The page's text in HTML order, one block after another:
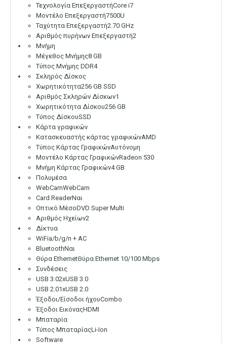
Τεχνολογία ΕπεξεργαστήCore i7
Μοντέλο Επεξεργαστή7500U
Ταχύτητα Επεξεργαστή2.70 GHz
Αριθμός πυρήνων Eπεξεργαστή2
Μνήμη
Μέγεθος Μνήμης8 GB
Τύπος Μνήμης DDR4
Σκληρός Δίσκος
Χωρητικότητα256 GB SSD
Αριθμός Σκληρών Δίσκων1
Χωρητικότητα Δίσκου256 GB
Τύπος ΔίσκουSSD
Κάρτα γραφικών
Κατασκευαστής κάρτας γραφικώνAMD
Τύπος Κάρτας ΓραφικώνΑυτόνομη
Μοντέλο Κάρτας ΓραφικώνRadeon 530
Μνήμη Κάρτας Γραφικών4 GB
Πολυμέσα
WebCamWebCam
Card ReaderΝαι
Οπτικό ΜέσοDVD Super Multi
Αριθμός Ηχείων2
Δίκτυα
WiFia/b/g/n + AC
BluetoothΝαι
Θύρα EthernetΘύρα Ethernet 10/100 Mbps
Συνδέσεις
USB 3.02xUSB 3.0
USB 2.01xUSB 2.0
Έξοδοι/Είσοδοι ήχουCombo
Έξοδοι ΕικόναςHDMI
Μπαταρία
Τύπος ΜπαταρίαςLi-Ion
Software